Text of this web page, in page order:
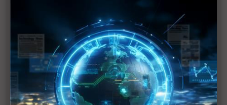
英飛凌攜手 AWL-Electricity ，以氮化鎵功率半導體
優化無線供電解決方案
新保經驗力挺農業ESG STORE 共創永續藍海
半導體龍頭攜手供應鏈推動ESG 引進配客嘉循環箱創
三贏